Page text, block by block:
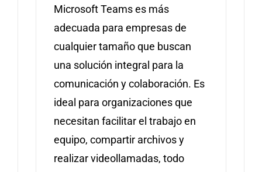
Microsoft Teams es más
adecuada para empresas de
cualquier tamaño que buscan
una solución integral para la
comunicación y colaboración. Es
ideal para organizaciones que
necesitan facilitar el trabajo en
equipo, compartir archivos y
realizar videollamadas, todo